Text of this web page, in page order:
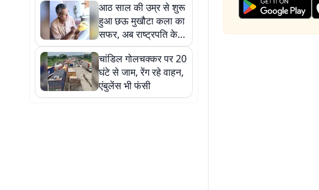
आठ साल की उम्र से शुरू
हुआ छऊ मुखौटा कला का
सफर, अब राष्ट्रपति के
हाथों मिलेगा सम्मान
चांडिल गोलचक्कर पर 20
घंटे से जाम, रेंग रहे वाहन,
एंबुलेंस भी फंसी